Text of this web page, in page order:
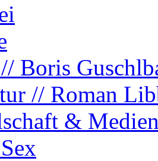
Boris
// Roman
&